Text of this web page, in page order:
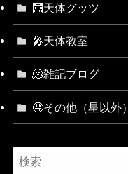
🧮天体グッツ
🎤天体教室
🫠雑記ブログ
🤤その他（星以外）